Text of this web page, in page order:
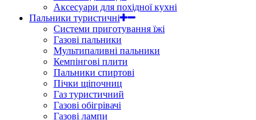
Аксесуари для похідної кухні
Пальники туристичні
Системи приготування їжі
Газові пальники
Мультипаливні пальники
Кемпінгові плити
Пальники спиртові
Пічки щіпочниц
Газ туристичний
Газові обігрівачі
Газові лампи